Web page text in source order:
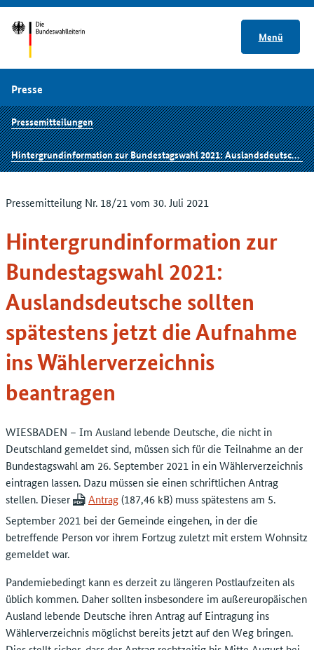
Menü
Presse
Pressemitteilungen
Hintergrundinformation zur Bundestagswahl 2021: Auslandsdeutsche sollten spätestens jetzt die Aufnahme ins Wählerverzeichnis beantragen
Pressemitteilung Nr. 18/21 vom 30. Juli 2021
Hintergrundinformation zur
Bundestagswahl 2021:
Auslandsdeutsche sollten
spätestens jetzt die Aufnahme
ins Wählerverzeichnis
beantragen
WIESBADEN – Im Ausland lebende Deutsche, die nicht in
Deutschland gemeldet sind, müssen sich für die Teilnahme an der
Bundestagswahl am 26. September 2021 in ein Wählerverzeichnis
eintragen lassen. Dazu müssen sie einen schriftlichen Antrag
stellen. Dieser
Antrag
muss spätestens am 5.
September 2021 bei der Gemeinde eingehen, in der die
betreffende Person vor ihrem Fortzug zuletzt mit erstem Wohnsitz
gemeldet war.
Pandemiebedingt kann es derzeit zu längeren Postlaufzeiten als
üblich kommen. Daher sollten insbesondere im außereuropäischen
Ausland lebende Deutsche ihren Antrag auf Eintragung ins
Wählerverzeichnis möglichst bereits jetzt auf den Weg bringen.